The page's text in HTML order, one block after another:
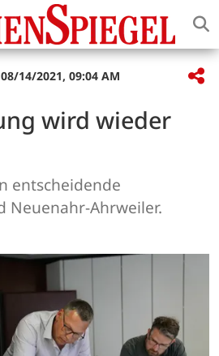
14/2021, 09:04 AM
wird wieder
entscheidende
Neuenahr-Ahrweiler.